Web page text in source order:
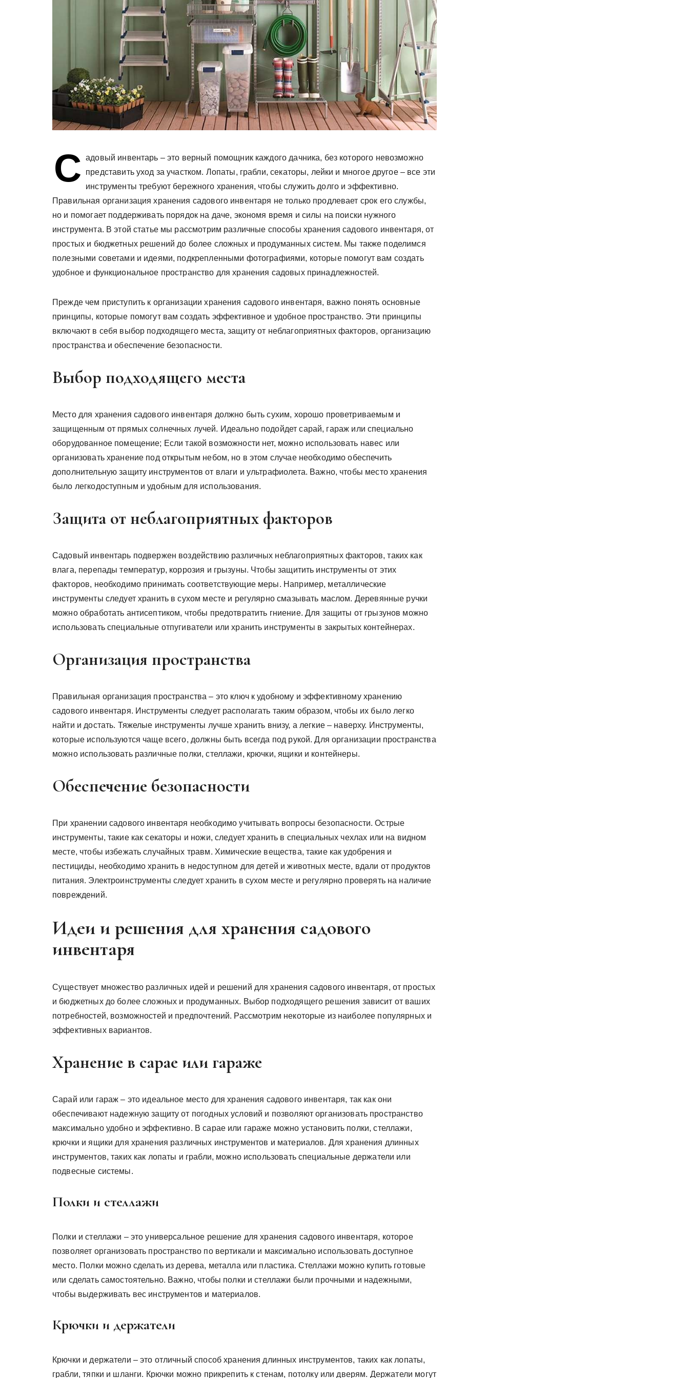
С адовый инвентарь – это верный помощник каждого дачника, без которого невозможно
представить уход за участком. Лопаты, грабли, секаторы, лейки и многое другое – все эти
инструменты требуют бережного хранения, чтобы служить долго и эффективно.
Правильная организация хранения садового инвентаря не только продлевает срок его службы,
но и помогает поддерживать порядок на даче, экономя время и силы на поиски нужного
инструмента. В этой статье мы рассмотрим различные способы хранения садового инвентаря, от
простых и бюджетных решений до более сложных и продуманных систем. Мы также поделимся
полезными советами и идеями, подкрепленными фотографиями, которые помогут вам создать
удобное и функциональное пространство для хранения садовых принадлежностей.
Прежде чем приступить к организации хранения садового инвентаря, важно понять основные
принципы, которые помогут вам создать эффективное и удобное пространство. Эти принципы
включают в себя выбор подходящего места, защиту от неблагоприятных факторов, организацию
пространства и обеспечение безопасности.
Выбор подходящего места
Место для хранения садового инвентаря должно быть сухим, хорошо проветриваемым и
защищенным от прямых солнечных лучей. Идеально подойдет сарай, гараж или специально
оборудованное помещение; Если такой возможности нет, можно использовать навес или
организовать хранение под открытым небом, но в этом случае необходимо обеспечить
дополнительную защиту инструментов от влаги и ультрафиолета. Важно, чтобы место хранения
было легкодоступным и удобным для использования.
Защита от неблагоприятных факторов
Садовый инвентарь подвержен воздействию различных неблагоприятных факторов, таких как
влага, перепады температур, коррозия и грызуны. Чтобы защитить инструменты от этих
факторов, необходимо принимать соответствующие меры. Например, металлические
инструменты следует хранить в сухом месте и регулярно смазывать маслом. Деревянные ручки
можно обработать антисептиком, чтобы предотвратить гниение. Для защиты от грызунов можно
использовать специальные отпугиватели или хранить инструменты в закрытых контейнерах.
Организация пространства
Правильная организация пространства – это ключ к удобному и эффективному хранению
садового инвентаря. Инструменты следует располагать таким образом, чтобы их было легко
найти и достать. Тяжелые инструменты лучше хранить внизу, а легкие – наверху. Инструменты,
которые используются чаще всего, должны быть всегда под рукой. Для организации пространства
можно использовать различные полки, стеллажи, крючки, ящики и контейнеры.
Обеспечение безопасности
При хранении садового инвентаря необходимо учитывать вопросы безопасности. Острые
инструменты, такие как секаторы и ножи, следует хранить в специальных чехлах или на видном
месте, чтобы избежать случайных травм. Химические вещества, такие как удобрения и
пестициды, необходимо хранить в недоступном для детей и животных месте, вдали от продуктов
питания. Электроинструменты следует хранить в сухом месте и регулярно проверять на наличие
повреждений.
Идеи и решения для хранения садового
инвентаря
Существует множество различных идей и решений для хранения садового инвентаря, от простых
и бюджетных до более сложных и продуманных. Выбор подходящего решения зависит от ваших
потребностей, возможностей и предпочтений. Рассмотрим некоторые из наиболее популярных и
эффективных вариантов.
Хранение в сарае или гараже
Сарай или гараж – это идеальное место для хранения садового инвентаря, так как они
обеспечивают надежную защиту от погодных условий и позволяют организовать пространство
максимально удобно и эффективно. В сарае или гараже можно установить полки, стеллажи,
крючки и ящики для хранения различных инструментов и материалов. Для хранения длинных
инструментов, таких как лопаты и грабли, можно использовать специальные держатели или
подвесные системы.
Полки и стеллажи
Полки и стеллажи – это универсальное решение для хранения садового инвентаря, которое
позволяет организовать пространство по вертикали и максимально использовать доступное
место. Полки можно сделать из дерева, металла или пластика. Стеллажи можно купить готовые
или сделать самостоятельно. Важно, чтобы полки и стеллажи были прочными и надежными,
чтобы выдерживать вес инструментов и материалов.
Крючки и держатели
Крючки и держатели – это отличный способ хранения длинных инструментов, таких как лопаты,
грабли, тяпки и шланги. Крючки можно прикрепить к стенам, потолку или дверям. Держатели могут